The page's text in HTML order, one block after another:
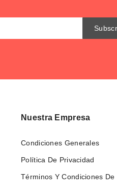
Nuestra Empresa
Condiciones Generales
Política De Privacidad
Términos Y Condiciones De